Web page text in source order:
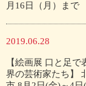
月16日（月）まで
2019.06.28
【絵画展 口と足で
界の芸術家たち】